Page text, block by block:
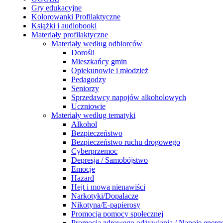
Gry edukacyjne
Kolorowanki Profilaktyczne
Książki i audiobooki
Materiały profilaktyczne
Materiały według odbiorców
Dorośli
Mieszkańcy gmin
Opiekunowie i młodzież
Pedagodzy
Seniorzy
Sprzedawcy napojów alkoholowych
Uczniowie
Materiały według tematyki
Alkohol
Bezpieczeństwo
Bezpieczeństwo ruchu drogowego
Cyberprzemoc
Depresja / Samobójstwo
Emocje
Hazard
Hejt i mowa nienawiści
Narkotyki/Dopalacze
Nikotyna/E-papierosy
Promocja pomocy społecznej